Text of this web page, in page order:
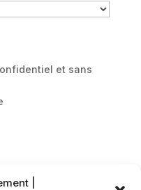
|
et sans